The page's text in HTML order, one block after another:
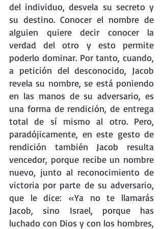
del individuo, desvela su secreto y
su destino. Conocer el nombre de
alguien quiere decir conocer la
verdad del otro y esto permite
poderlo dominar. Por tanto, cuando,
a petición del desconocido, Jacob
revela su nombre, se está poniendo
en las manos de su adversario, es
una forma de rendición, de entrega
total de sí mismo al otro. Pero,
paradójicamente, en este gesto de
rendición también Jacob resulta
vencedor, porque recibe un nombre
nuevo, junto al reconocimiento de
victoria por parte de su adversario,
que le dice: «Ya no te llamarás
Jacob, sino Israel, porque has
luchado con Dios y con los hombres,